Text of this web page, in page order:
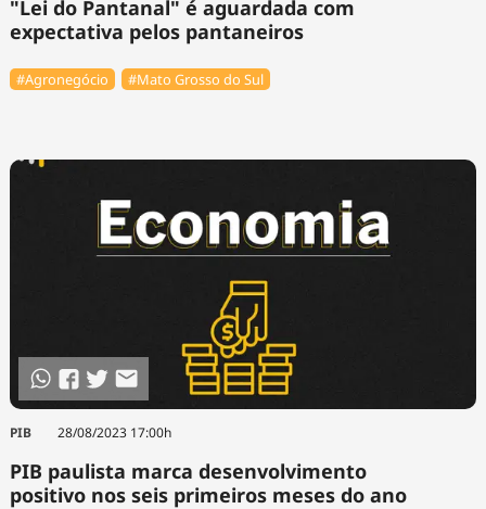
"Lei do Pantanal" é aguardada com
expectativa pelos pantaneiros
#Agronegócio #Mato Grosso do Sul
PIB 28/08/2023 17:00h
PIB paulista marca desenvolvimento
positivo nos seis primeiros meses do ano